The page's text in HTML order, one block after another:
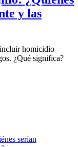
y las
homicidio
¿Qué significa?